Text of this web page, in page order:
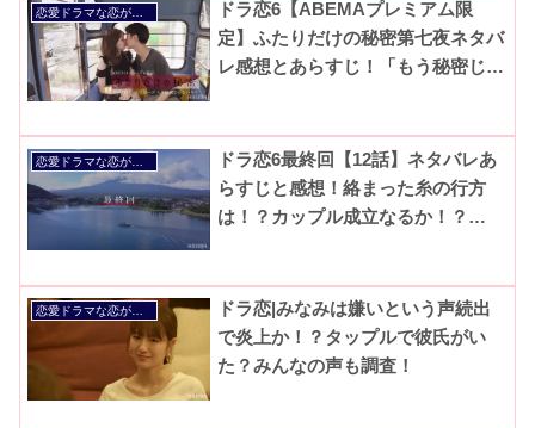
恋愛ドラマな恋がしたい
ドラ恋6【ABEMAプレミアム限
定】ふたりだけの秘密第七夜ネタバ
レ感想とあらすじ！「もう秘密じゃ
恋愛ドラマな恋がしたい
ドラ恋6最終回【12話】ネタバレあ
らすじと感想！絡まった糸の行方
は！？カップル成立なるか！？
恋愛ドラマな恋がしたい
ドラ恋|みなみは嫌いという声続出
で炎上か！？タップルで彼氏がい
た？みんなの声も調査！